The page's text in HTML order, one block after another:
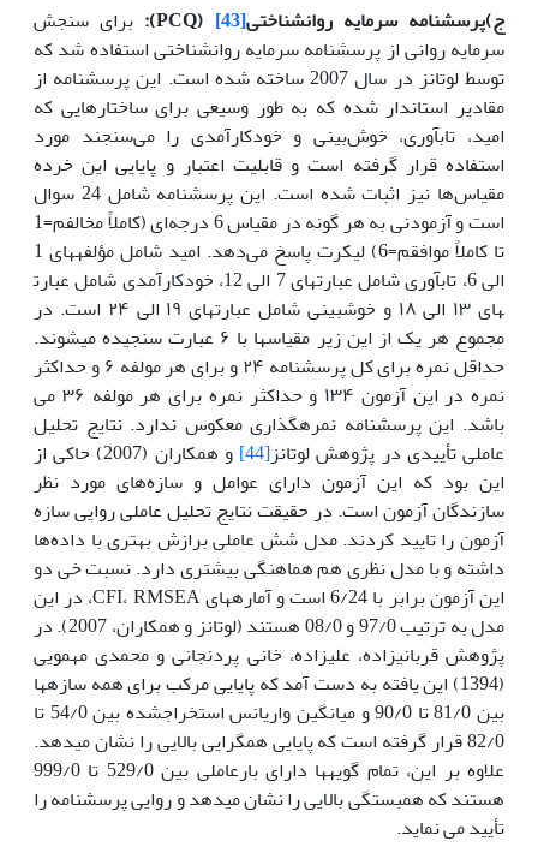
ج)پرسشنامه سرمایه روانشناختی[43]
(
PCQ
): برای سنجش
سرمایه روانی از پرسشنامه سرمایه روانشناختی استفاده شد که
توسط لوتانز در سال 2007 ساخته شده است. این پرسشنامه از
مقادیر استاندار شده که به طور وسیعی برای ساختارهایی که
امید، تابآوری، خوش‌بینی و خودکارآمدی را می‌سنجند مورد
استفاده قرار گرفته است و قابلیت اعتبار و پایایی این خرده
مقیاس‌ها نیز اثبات شده است. این پرسشنامه شامل 24 سوال
است و آزمودنی به هر گونه در مقیاس 6 درجه‌ای (کاملاً مخالفم=1
تا کاملاً موافقم=6) لیکرت پاسخ می‌دهد. امید شامل مؤلفه
های 1
الی 6، تاب
آوری شامل عبارتهای 7 الی 12، خودکارآمدی شامل عبارت
های ۱۳ الی ۱۸ و خوشبینی شامل عبارت
های ۱۹ الی ۲۴ است. در
مجموع هر یک از این زیر مقیاسها با ۶ عبارت سنجیده می
شوند.
حداقل نمره برای کل پرسشنامه ۲۴ و برای هر مولفه ۶ و حداکثر
نمره در این آزمون ۱۳۴ و حداکثر نمره برای هر مولفه ۳۶ می
باشد. این پرسشنامه نمرهگذاری معکوس ندارد. نتایج تحلیل
عاملی تأییدی در پژوهش لوتانز[44]
و همکاران (2007) حاکی از
این بود که این آزمون دارای عوامل و سازه‌های مورد نظر
سازندگان آزمون است. در حقیقت نتایج تحلیل عاملی روایی سازه
آزمون را تایید کردند. مدل شش عاملی برازش بهتری با داده‌ها
داشته و با مدل نظری هم هماهنگی بیشتری دارد. نسبت خی دو
این آزمون برابر با 6/24 است و آماره­های CFI، RMSEA، در این
مدل به ترتیب 97/0 و 08/0 هستند (لوتانز و همکاران، 2007). در
پژوهش قربانی­زاده، علیزاده، خانی پردنجانی و محمدی مهمویی
(1394) این یافته به دست آمد که پایایی مرکب برای همه سازه­ها
بین 81/0 تا 90/0 و میانگین واریانس استخراج­شده بین 54/0 تا
82/0 قرار گرفته است که پایایی همگرایی بالایی را نشان می­دهد.
علاوه بر این، تمام گویه­ها دارای بارعاملی بین 529/0 تا 999/0
هستند که همبستگی بالایی را نشان می­دهد و روایی پرسشنامه را
تأیید می نماید.